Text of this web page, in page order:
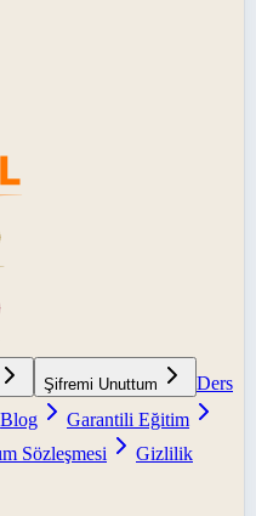
Şifremi Unuttum
Ders
Blog
Garantili Eğitim
Sözleşmesi
Gizlilik